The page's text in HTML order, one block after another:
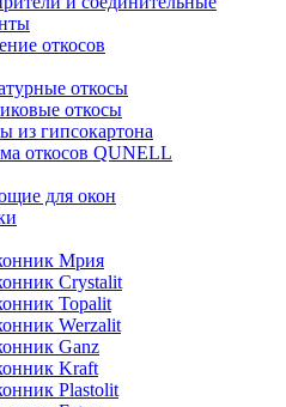
откосов
откосы
откосы
из гипсокартона
откосов QUNELL
для окон
Мрия
Crystalit
Topalit
Werzalit
Ganz
Kraft
Plastolit